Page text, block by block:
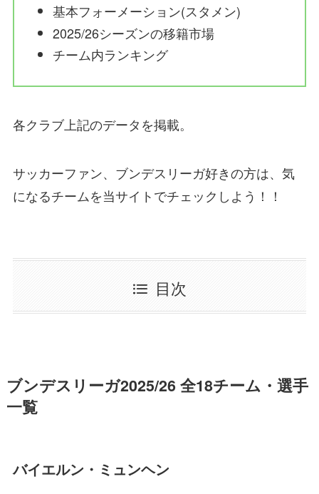
基本フォーメーション(スタメン)
2025/26シーズンの移籍市場
チーム内ランキング
各クラブ上記のデータを掲載。
サッカーファン、ブンデスリーガ好きの方は、気
になるチームを当サイトでチェックしよう！！
目次
ブンデスリーガ2025/26 全18チーム・選手
一覧
バイエルン・ミュンヘン